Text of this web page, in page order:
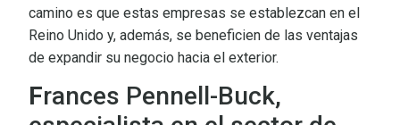
camino es que estas empresas se establezcan en el
Reino Unido y, además, se beneficien de las ventajas
de expandir su negocio hacia el exterior.
Frances Pennell-Buck,